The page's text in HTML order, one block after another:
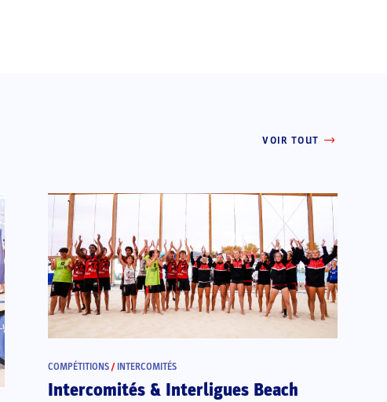
VOIR TOUT
COMPÉTITIONS / INTERCOMITÉS
Intercomités & Interligues Beach